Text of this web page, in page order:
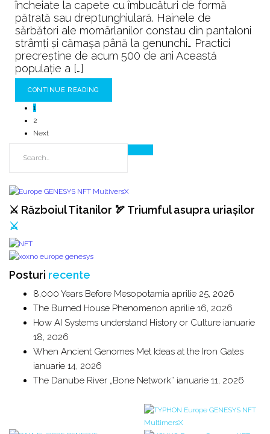
încheiate la capete cu îmbucături de formă
pătrată sau dreptunghiulară. Hainele de
sărbători ale momârlanilor constau din pantaloni
strâmți și cămașa până la genunchi… Practici
precreștine de acum 500 de ani Această
populație a […]
CONTINUE READING
1
2
Next
⚔️ Războiul Titanilor 🏹 Triumful asupra uriașilor
⚔️
Posturi recente
8,000 Years Before Mesopotamia aprilie 25, 2026
The Burned House Phenomenon aprilie 16, 2026
How AI Systems understand History or Culture ianuarie
18, 2026
When Ancient Genomes Met Ideas at the Iron Gates
ianuarie 14, 2026
The Danube River „Bone Network” ianuarie 11, 2026